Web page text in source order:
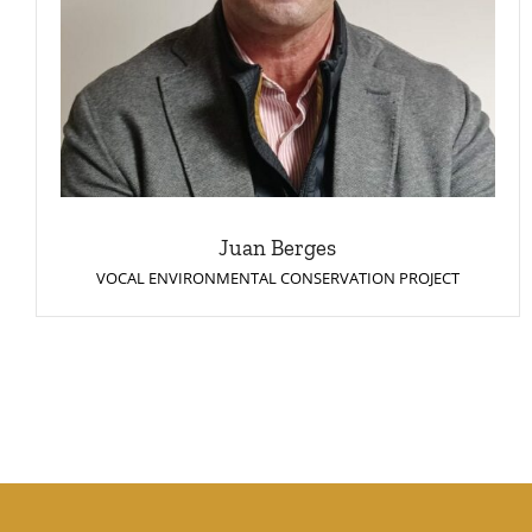
Juan Berges
VOCAL ENVIRONMENTAL CONSERVATION PROJECT